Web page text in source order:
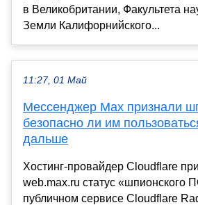
в Великобритании, Факультета
Земли Калифорнийского...
11:27, 01 Май
Мессенджер Max признали
безопасно ли им
дальше
Хостинг-провайдер Cloudflare
web.max.ru статус «шпионского
публичном сервисе Cloudflare